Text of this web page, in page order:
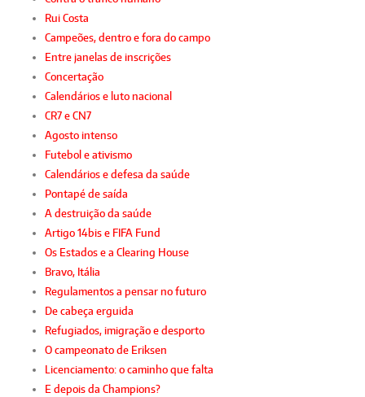
Rui Costa
Campeões, dentro e fora do campo
Entre janelas de inscrições
Concertação
Calendários e luto nacional
CR7 e CN7
Agosto intenso
Futebol e ativismo
Calendários e defesa da saúde
Pontapé de saída
A destruição da saúde
Artigo 14bis e FIFA Fund
Os Estados e a Clearing House
Bravo, Itália
Regulamentos a pensar no futuro
De cabeça erguida
Refugiados, imigração e desporto
O campeonato de Eriksen
Licenciamento: o caminho que falta
E depois da Champions?